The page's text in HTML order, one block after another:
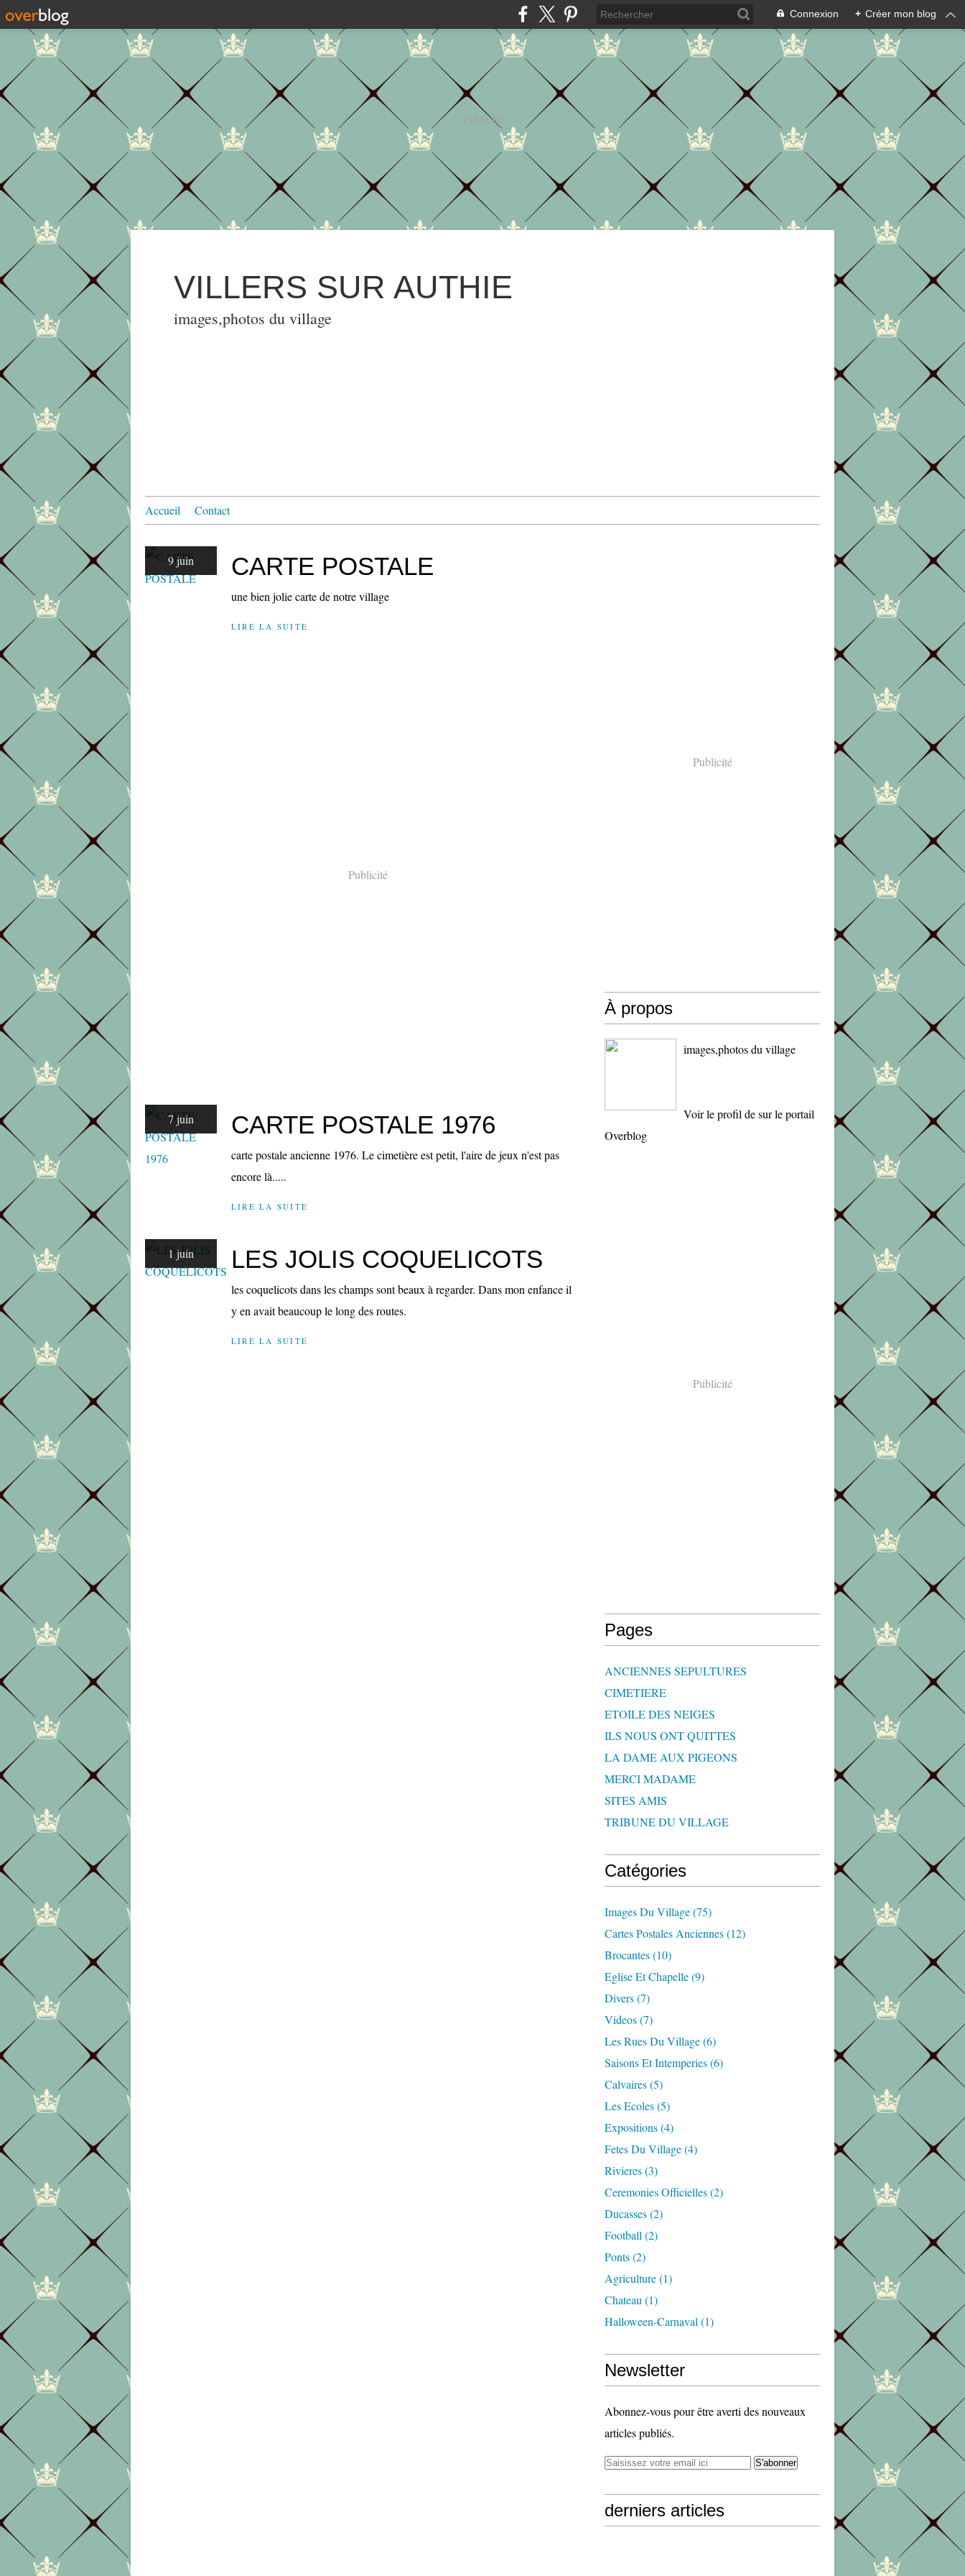
Connexion + Créer mon blog
Publicité
VILLERS SUR AUTHIE
images,photos du village
Accueil Contact
9 juin CARTE POSTALE
une bien jolie carte de notre village
LIRE LA SUITE
Publicité
7 juin CARTE POSTALE 1976
carte postale ancienne 1976. Le cimetière est petit, l'aire de jeux n'est pas
encore là.....
LIRE LA SUITE
1 juin LES JOLIS COQUELICOTS
les coquelicots dans les champs sont beaux à regarder. Dans mon enfance il
y en avait beaucoup le long des routes.
LIRE LA SUITE
Publicité
À propos
images,photos du village
Voir le profil desur le portail
Overblog
Publicité
Pages
ANCIENNES SEPULTURES
CIMETIERE
ETOILE DES NEIGES
ILS NOUS ONT QUITTES
LA DAME AUX PIGEONS
MERCI MADAME
SITES AMIS
TRIBUNE DU VILLAGE
Catégories
Images Du Village(75)
Cartes Postales Anciennes(12)
Brocantes(10)
Eglise Et Chapelle(9)
Divers(7)
Videos(7)
Les Rues Du Village(6)
Saisons Et Intemperies(6)
Calvaires(5)
Les Ecoles(5)
Expositions(4)
Fetes Du Village(4)
Rivieres(3)
Ceremonies Officielles(2)
Ducasses(2)
Football (2)
Ponts(2)
Agriculture(1)
Chateau (1)
Halloween-Carnaval (1)
Newsletter
Abonnez-vous pour être averti des nouveaux
articles publiés.
derniers articles